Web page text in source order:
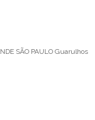
SÃO PAULO Guarulhos